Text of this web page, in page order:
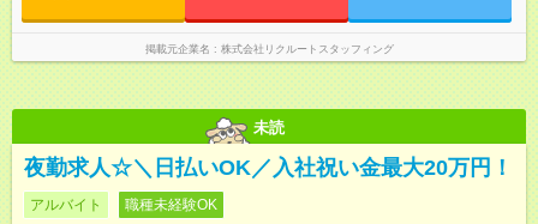
掲載元企業名 株式会社リクルートスタッフィング
未読
夜勤求人☆＼日払いOK／入社祝い金最大20万円！
アルバイト 職種未経験OK